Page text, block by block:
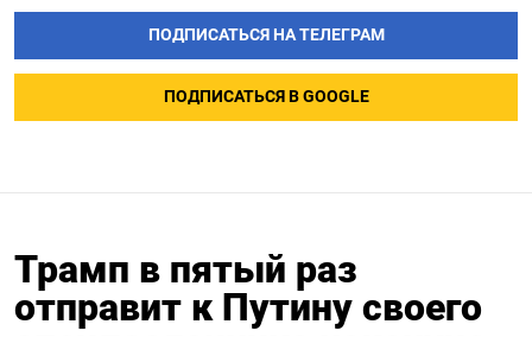
ПОДПИСАТЬСЯ НА ТЕЛЕГРАМ
ПОДПИСАТЬСЯ В GOOGLE
Трамп в пятый раз
отправит к Путину своего